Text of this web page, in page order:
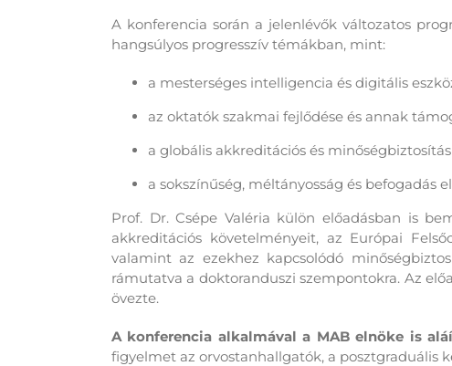
A konferencia során a jelenlévők változatos
hangsúlyos progresszív témákban, mint:
a mesterséges intelligencia és digitális
az oktatók szakmai fejlődése és annak
a globális akkreditációs és
a sokszínűség, méltányosság és befogadás
Prof. Dr. Csépe Valéria külön előadásban is
akkreditációs követelményeit, az Európai
valamint az ezekhez kapcsolódó
rámutatva a doktoranduszi szempontokra. Az
övezte.
A konferencia alkalmával a MAB elnöke is
figyelmet az orvostanhallgatók, a posztgraduális